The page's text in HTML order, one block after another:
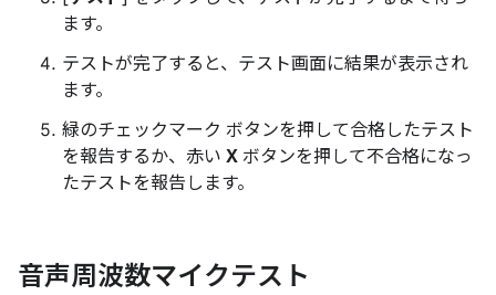
ます。
テストが完了すると、テスト画面に結果が表示され
ます。
緑のチェックマーク ボタンを押して合格したテスト
を報告するか、赤い X ボタンを押して不合格になっ
たテストを報告します。
音声周波数マイクテスト